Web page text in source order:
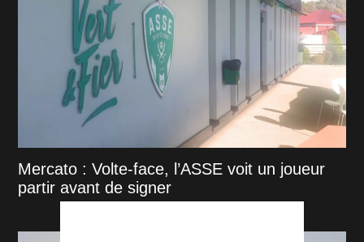
Mercato : Volte-face, l’ASSE voit un joueur
partir avant de signer